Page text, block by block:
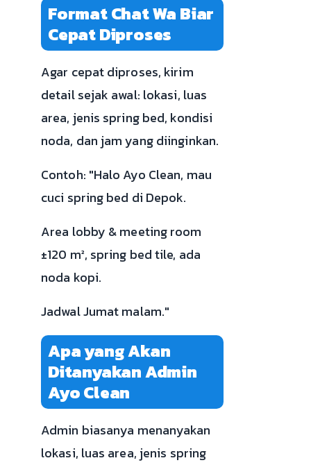
Format Chat Wa Biar
Cepat Diproses
Agar cepat diproses, kirim
detail sejak awal: lokasi, luas
area, jenis spring bed, kondisi
noda, dan jam yang diinginkan.
Contoh: "Halo Ayo Clean, mau
cuci spring bed di Depok.
Area lobby & meeting room
±120 m², spring bed tile, ada
noda kopi.
Jadwal Jumat malam."
Apa yang Akan
Ditanyakan Admin
Ayo Clean
Admin biasanya menanyakan
lokasi, luas area, jenis spring